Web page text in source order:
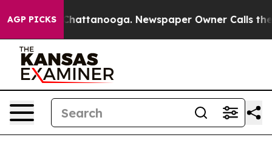
AGP PICKS
in Chattanooga. Newspaper Owner Calls the